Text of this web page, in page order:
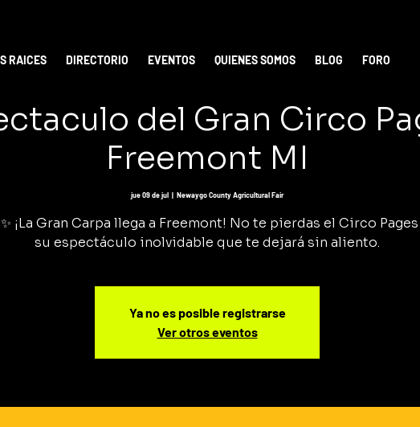
RAICES DIRECTORIO EVENTOS QUIENES SOMOS BLOG FORO
del Gran Circo
Freemont MI
jue 09 de jul
  |
Newaygo County Agricultural Fair
¡La Gran Carpa llega a Freemont! No te pierdas el Circo Pages
su espectáculo inolvidable que te dejará sin aliento.
Ya no es posible registrarse
Ver otros eventos